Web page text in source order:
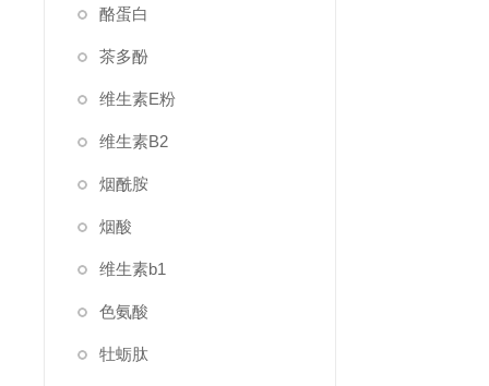
酪蛋白
茶多酚
维生素E粉
维生素B2
烟酰胺
烟酸
维生素b1
色氨酸
牡蛎肽